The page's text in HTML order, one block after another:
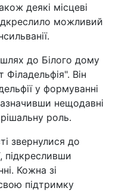
деякі місцеві
можливий
до Білого дому
Він
у формуванні
нещодавні
роль.
звернулися до
підкресливши
Кожна зі
підтримку